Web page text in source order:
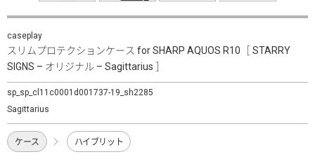
caseplay
スリムプロテクションケース for SHARP AQUOS R10［ STARRY
SIGNS – オリジナル – Sagittarius ］
sp_sp_cl11c0001d001737-19_sh2285
Sagittarius
ケース ハイブリット